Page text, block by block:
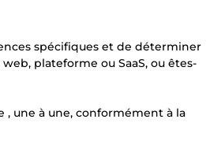
spécifiques et de déterminer
plateforme ou SaaS, ou êtes-
, une à une, conformément à la